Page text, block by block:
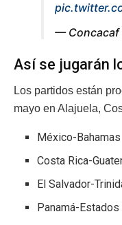
— Concacaf
Así se jugarán
Los partidos están
mayo en Alajuela,
México-Bahamas
Costa Rica-
El Salvador-
Panamá-